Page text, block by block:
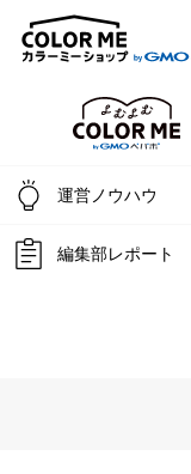
運営ノウハウ
編集部レポート